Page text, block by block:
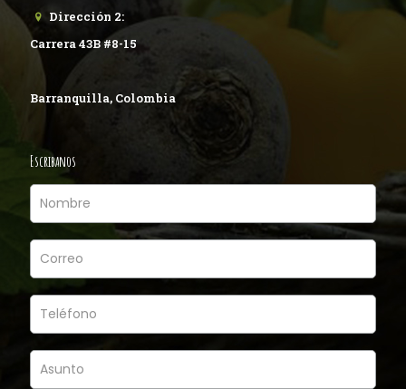
Dirección 2:
Carrera 43B #8-15
Barranquilla, Colombia
Escribanos